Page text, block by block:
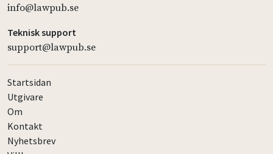
info@lawpub.se
Teknisk support
support@lawpub.se
Startsidan
Utgivare
Om
Kontakt
Nyhetsbrev